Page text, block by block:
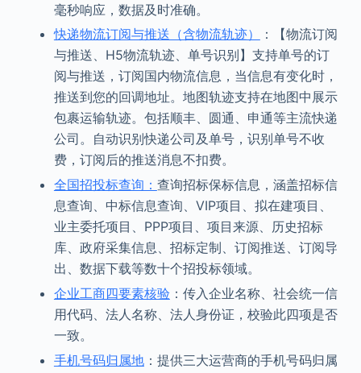
毫秒响应，数据及时准确。
快递物流订阅与推送（含物流轨迹）
：【物流订阅
与推送、H5物流轨迹、单号识别】支持单号的订
阅与推送，订阅国内物流信息，当信息有变化时，
推送到您的回调地址。地图轨迹支持在地图中展示
包裹运输轨迹。包括顺丰、圆通、申通等主流快递
公司。自动识别快递公司及单号，识别单号不收
费，订阅后的推送消息不扣费。
全国招投标查询： 查询招标保标信息，涵盖招标信
息查询、中标信息查询、VIP项目、拟在建项目、
业主委托项目、PPP项目、项目来源、历史招标
库、政府采集信息、招标定制、订阅推送、订阅导
出、数据下载等数十个招投标领域。
企业工商四要素核验：传入企业名称、社会统一信
用代码、法人名称、法人身份证，校验此四项是否
一致。
手机号码归属地：提供三大运营商的手机号码归属